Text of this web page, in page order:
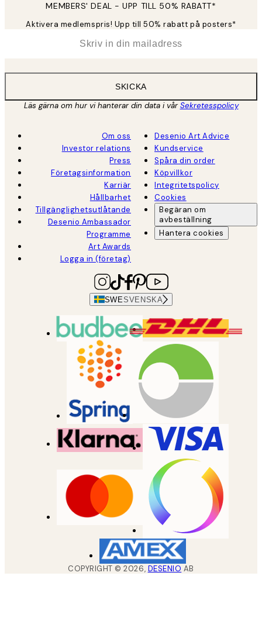
MEMBERS' DEAL - UPP TILL 50% RABATT*
Aktivera medlemspris! Upp till 50% rabatt på posters*
SKICKA
Läs gärna om hur vi hanterar din data i vårSekretesspolicy
Om oss
Investor relations
Press
Företagsinformation
Karriär
Hållbarhet
Tillgänglighetsutlåtande
Desenio Ambassador
Programme
Art Awards
Logga in (företag)
Desenio Art Advice
Kundservice
Spåra din order
Köpvillkor
Integritetspolicy
Cookies
Begäran om
avbeställning
Hantera cookies
SWESVENSKA
COPYRIGHT ©2026, DESENIO AB